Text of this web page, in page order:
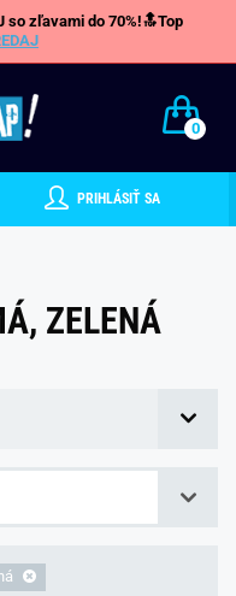
so zľavami do 70%!🔝Top
0
PRIHLÁSIŤ SA
ZELENÁ